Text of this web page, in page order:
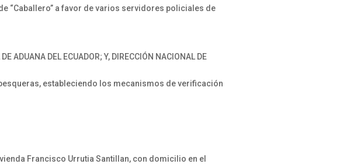
“Caballero” a favor de varios servidores policiales de
ADUANA DEL ECUADOR; Y, DIRECCIÓN NACIONAL DE
estableciendo los mecanismos de verificación
Francisco Urrutia Santillan, con domicilio en el